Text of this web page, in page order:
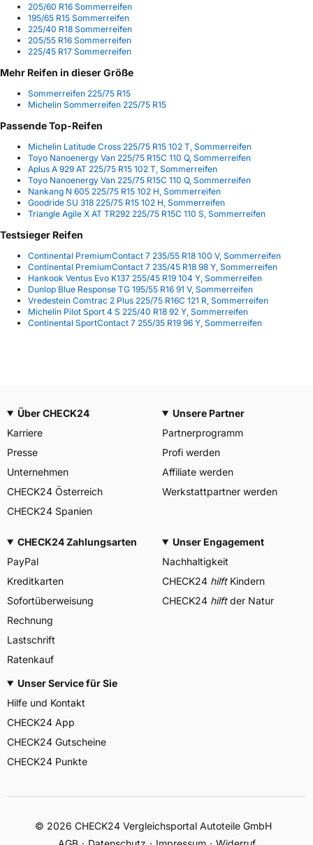
205/60 R16 Sommerreifen
195/65 R15 Sommerreifen
225/40 R18 Sommerreifen
205/55 R16 Sommerreifen
225/45 R17 Sommerreifen
Mehr Reifen in dieser Größe
Sommerreifen 225/75 R15
Michelin Sommerreifen 225/75 R15
Passende Top-Reifen
Michelin Latitude Cross 225/75 R15 102 T, Sommerreifen
Toyo Nanoenergy Van 225/75 R15C 110 Q, Sommerreifen
Aplus A 929 AT 225/75 R15 102 T, Sommerreifen
Toyo Nanoenergy Van 225/75 R15C 110 Q, Sommerreifen
Nankang N 605 225/75 R15 102 H, Sommerreifen
Goodride SU 318 225/75 R15 102 H, Sommerreifen
Triangle Agile X AT TR292 225/75 R15C 110 S, Sommerreifen
Testsieger Reifen
Continental PremiumContact 7 235/55 R18 100 V, Sommerreifen
Continental PremiumContact 7 235/45 R18 98 Y, Sommerreifen
Hankook Ventus Evo K137 255/45 R19 104 Y, Sommerreifen
Dunlop Blue Response TG 195/55 R16 91 V, Sommerreifen
Vredestein Comtrac 2 Plus 225/75 R16C 121 R, Sommerreifen
Michelin Pilot Sport 4 S 225/40 R18 92 Y, Sommerreifen
Continental SportContact 7 255/35 R19 96 Y, Sommerreifen
Über CHECK24
Karriere
Presse
Unternehmen
CHECK24 Österreich
CHECK24 Spanien
Unsere Partner
Partnerprogramm
Profi werden
Affiliate werden
Werkstattpartner werden
CHECK24 Zahlungsarten
PayPal
Kreditkarten
Sofortüberweisung
Rechnung
Lastschrift
Ratenkauf
Unser Engagement
Nachhaltigkeit
CHECK24 hilftKindern
CHECK24 hilftder Natur
Unser Service für Sie
Hilfe und Kontakt
CHECK24 App
CHECK24 Gutscheine
CHECK24 Punkte
© 2026 CHECK24 Vergleichsportal Autoteile GmbH